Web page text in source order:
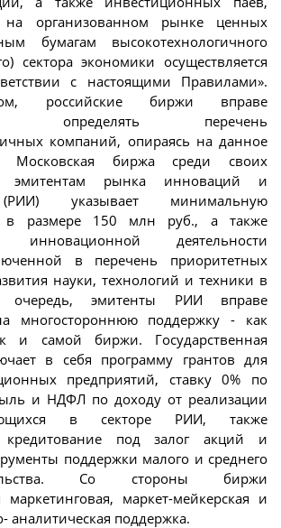
на организованном рынке ценных
бумагам высокотехнологичного
сектора экономики осуществляется
с настоящими Правилами».
российские биржи вправе
определять перечень
компаний, опираясь на данное
Московская биржа среди своих
эмитентам рынка инноваций и
указывает минимальную
в размере 150 млн руб., а также
инновационной деятельности
в перечень приоритетных
науки, технологий и техники в
эмитенты РИИ вправе
многостороннюю поддержку - как
и самой биржи. Государственная
в себя программу грантов для
предприятий, ставку 0% по
и НДФЛ по доходу от реализации
в секторе РИИ, также
кредитование под залог акций и
поддержки малого и среднего
Со стороны биржи
маркетинговая, маркет-мейкерская и
поддержка.